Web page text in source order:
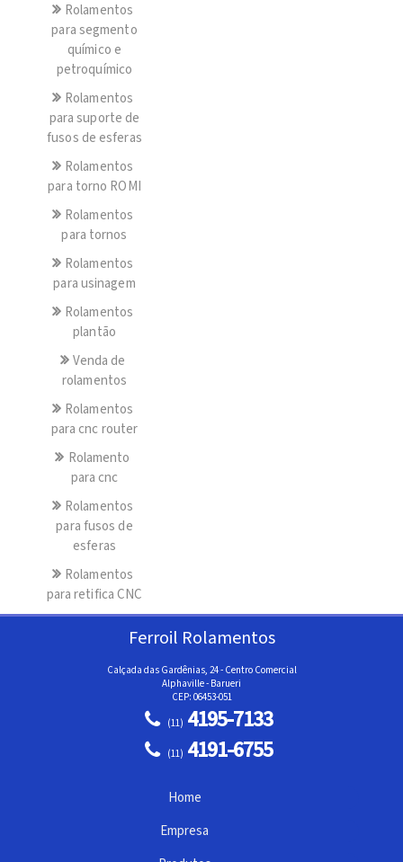
Rolamentos
para segmento
químico e
petroquímico
Rolamentos
para suporte de
fusos de esferas
Rolamentos
para torno ROMI
Rolamentos
para tornos
Rolamentos
para usinagem
Rolamentos
plantão
Venda de
rolamentos
Rolamentos
para cnc router
Rolamento
para cnc
Rolamentos
para fusos de
esferas
Rolamentos
para retifica CNC
Ferroil Rolamentos
Calçada das Gardênias, 24 - Centro Comercial
Alphaville - Barueri
CEP: 06453-051
(11) 4195-7133
(11) 4191-6755
Home
Empresa